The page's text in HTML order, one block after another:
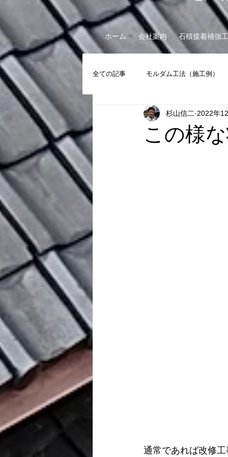
ホーム 会社案内 石積接着補強
全ての記事 モルダム工法（施工例）
斜面安定工事（施工例） 崖相談
この様
杉山信二 2022年
通常であれば改修